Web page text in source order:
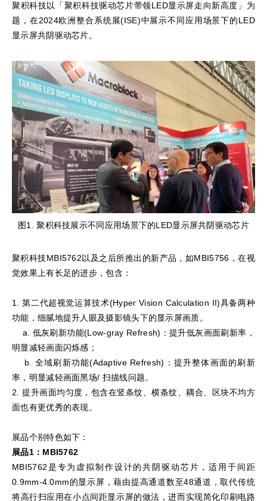
聚积科技以「聚积科技驱动芯片带领LED显示屏走向新高度」为
题，在2024欧洲整合系统展(ISE)中展示不同应用场景下的LED
显示屏共阴驱动芯片。
图1. 聚积科技展示不同应用场景下的LED显示屏共阴驱动芯片
聚积科技MBI5762以及之后所推出的新产品，如MBI5756，在视
觉效果上有长足的进步，包含：
1. 第二代超视觉运算技术(Hyper Vision Calculation II)具备两种
功能，细腻地提升人眼及摄影镜头下的显示屏画质。
a. 低灰刷新功能(Low-gray Refresh)：提升低灰画面刷新率，
明显减轻画面闪烁感；
b. 全域刷新功能(Adaptive Refresh)：提升整体画面的刷新
率，明显减轻画面黑场/ 扫描线问题。
2. 提升画面均匀度，包含在竖条纹、横条纹、耦合、区块不均方
面也有更优秀的表现。
展品个别特色如下：
展品1： MBI5762
MBI5762是专为虚拟制作设计的共阴驱动芯片，适用于间距
0.9mm-4.0mm的显示屏，藉由提高通道数至48通道，取代传统
将高行扫应用在小点间距显示屏的做法，进而实现简化印刷电路